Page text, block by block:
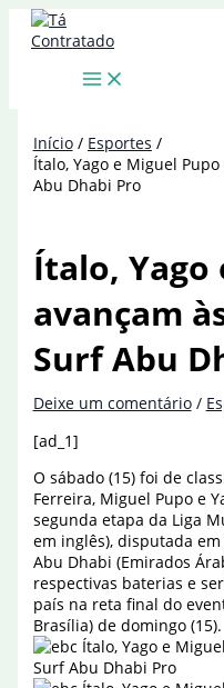
para
Início
Esportes
Ítalo, Yago e Miguel
Abu Dhabi Pro
Ítalo, Yago
avançam
Surf Abu
Deixe um comentário /
[ad_1]
O sábado (15) foi de
Ferreira, Miguel Pupo e
segunda etapa da Liga
em inglês), disputada
Abu Dhabi (Emirados
respectivas baterias e
país na reta final do
Brasília) de domingo (15).